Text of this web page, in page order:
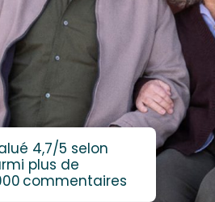
4,7/5 selon
plus de
commentaires